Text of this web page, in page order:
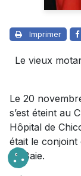
Imprimer
Le vieux
Le 20
s’est éteint au
Hôpital de
était le conjoint
La Baie.